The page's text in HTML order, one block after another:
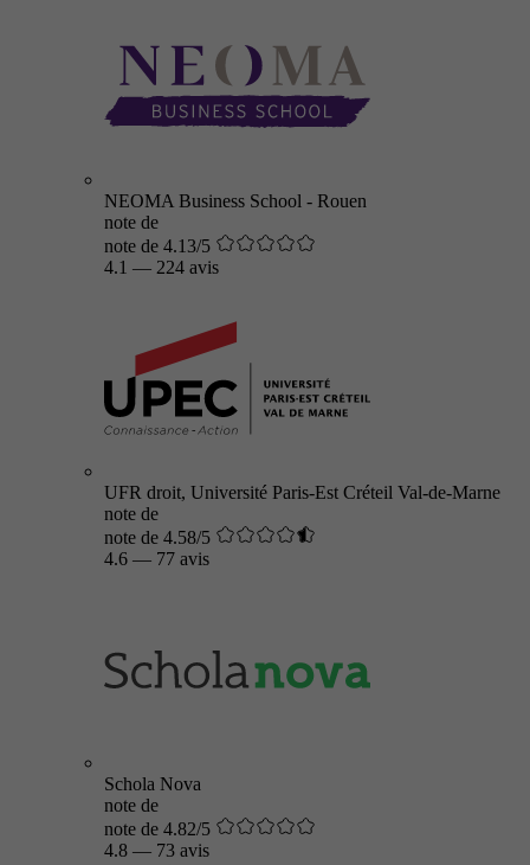
NEOMA Business School - Rouen
note de
note de 4.13/5
4.1 — 224 avis
UFR droit, Université Paris-Est Créteil Val-de-Marne
note de
note de 4.58/5
4.6 — 77 avis
Schola Nova
note de
note de 4.82/5
4.8 — 73 avis